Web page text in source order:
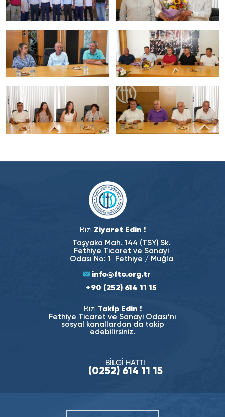
Bizi Ziyaret Edin !
Taşyaka Mah. 144 (TSY) Sk.
Fethiye Ticaret ve Sanayi
Odası No: 1 Fethiye / Muğla
info@fto.org.tr
+90 (252) 614 11 15
Bizi Takip Edin !
Fethiye Ticaret ve Sanayi Odası’nı
sosyal kanallardan da takip
edebilirsiniz.
BİLGİ HATTI
(0252) 614 11 15